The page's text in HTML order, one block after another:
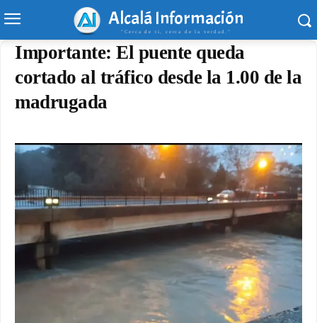
Alcalá Información
"Cerca de ti, cerca de la verdad."
Importante: El puente queda
cortado al tráfico desde la 1.00 de la
madrugada